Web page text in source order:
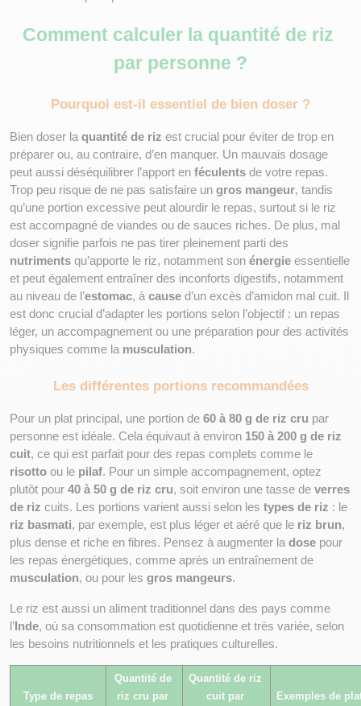
Comment calculer la quantité de riz
par personne ?
Pourquoi est-il essentiel de bien doser ?
Bien doser la quantité de riz est crucial pour éviter de trop en
préparer ou, au contraire, d’en manquer. Un mauvais dosage
peut aussi déséquilibrer l’apport en féculents de votre repas.
Trop peu risque de ne pas satisfaire un gros mangeur, tandis
qu’une portion excessive peut alourdir le repas, surtout si le riz
est accompagné de viandes ou de sauces riches. De plus, mal
nutriments qu’apporte le riz, notamment son énergie essentielle
et peut également entraîner des inconforts digestifs, notamment
au niveau de l’estomac, à cause d’un excès d’amidon mal cuit. Il
est donc crucial d’adapter les portions selon l’objectif : un repas
léger, un accompagnement ou une préparation pour des activités
physiques comme la musculation.
Les différentes portions recommandées
Pour un plat principal, une portion de 60 à 80 g de riz cru par
personne est idéale. Cela équivaut à environ 150 à 200 g de riz
cuit
risotto ou le pilaf. Pour un simple accompagnement, optez
plutôt pour 40 à 50 g de riz cru, soit environ une tasse de verres
de riz cuits. Les portions varient aussi selon les types de riz
riz basmati, par exemple, est plus léger et aéré que le riz brun,
plus dense et riche en fibres. Pensez à augmenter la dose pour
musculation, ou pour les gros mangeurs.
Le riz est aussi un aliment traditionnel dans des pays comme
l’ Inde, où sa consommation est quotidienne et très variée, selon
les besoins nutritionnels et les pratiques culturelles.
Type de repas
Quantité de
riz cru par
Quantité de riz
cuit par
Exemples de